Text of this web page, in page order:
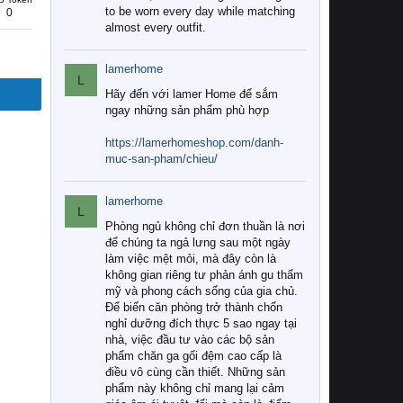
0
to be worn every day while matching
almost every outfit.
L
lamerhome
Hãy đến với lamer Home để sắm
ngay những sản phẩm phù hợp
https://lamerhomeshop.com/danh-
muc-san-pham/chieu/
L
lamerhome
Phòng ngủ không chỉ đơn thuần là nơi
để chúng ta ngả lưng sau một ngày
làm việc mệt mỏi, mà đây còn là
không gian riêng tư phản ánh gu thẩm
mỹ và phong cách sống của gia chủ.
Để biến căn phòng trở thành chốn
nghỉ dưỡng đích thực 5 sao ngay tại
nhà, việc đầu tư vào các bộ sản
phẩm chăn ga gối đệm cao cấp là
điều vô cùng cần thiết. Những sản
phẩm này không chỉ mang lại cảm